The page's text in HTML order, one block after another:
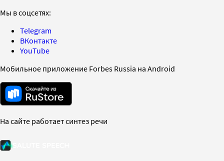
Мы в соцсетях:
Telegram
ВКонтакте
YouTube
Мобильное приложение Forbes Russia на Android
На сайте работает синтез речи